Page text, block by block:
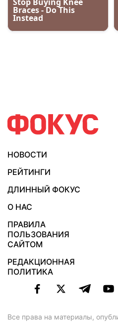
НОВОСТИ
РЕЙТИНГИ
ДЛИННЫЙ ФОКУС
О НАС
ПРАВИЛА
ПОЛЬЗОВАНИЯ
САЙТОМ
РЕДАКЦИОННАЯ
ПОЛИТИКА
Все права на материалы,